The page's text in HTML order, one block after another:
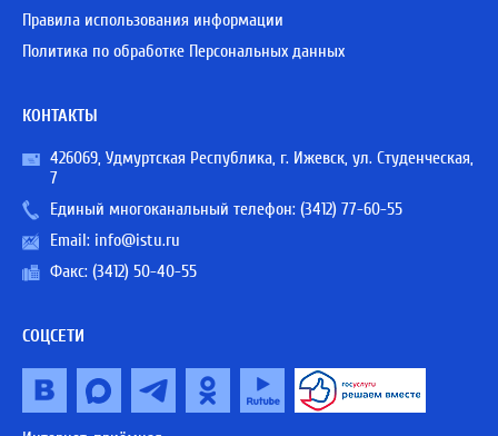
Правила использования информации
Политика по обработке Персональных данных
КОНТАКТЫ
426069, Удмуртская Республика, г. Ижевск, ул. Студенческая,
7
Единый многоканальный телефон: (3412) 77-60-55
Email: info@istu.ru
Факс: (3412) 50-40-55
СОЦСЕТИ